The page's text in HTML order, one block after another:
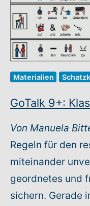
Materialien
GoTalk 9+:
Von Manuela
Regeln für den
miteinander
geordnetes und
sichern. Gerade